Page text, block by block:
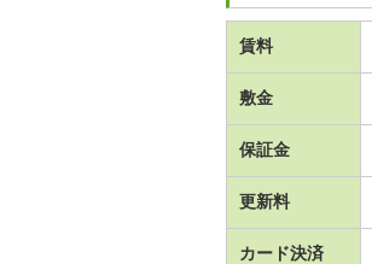
賃料
敷金
保証金
更新料
カード決済